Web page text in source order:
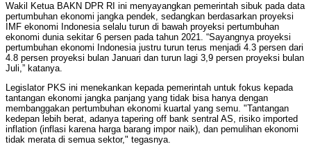
Wakil Ketua BAKN DPR RI ini menyayangkan pemerintah sibuk pada data
pertumbuhan ekonomi jangka pendek, sedangkan berdasarkan proyeksi
IMF ekonomi Indonesia selalu turun di bawah proyeksi pertumbuhan
ekonomi dunia sekitar 6 persen pada tahun 2021. “Sayangnya proyeksi
pertumbuhan ekonomi Indonesia justru turun terus menjadi 4.3 persen dari
4.8 persen proyeksi bulan Januari dan turun lagi 3,9 persen proyeksi bulan
Juli,” katanya.
Legislator PKS ini menekankan kepada pemerintah untuk fokus kepada
tantangan ekonomi jangka panjang yang tidak bisa hanya dengan
membanggakan pertumbuhan ekonomi kuartal yang semu. "Tantangan
kedepan lebih berat, adanya tapering off bank sentral AS, risiko imported
inflation (inflasi karena harga barang impor naik), dan pemulihan ekonomi
tidak merata di semua sektor," tegasnya.